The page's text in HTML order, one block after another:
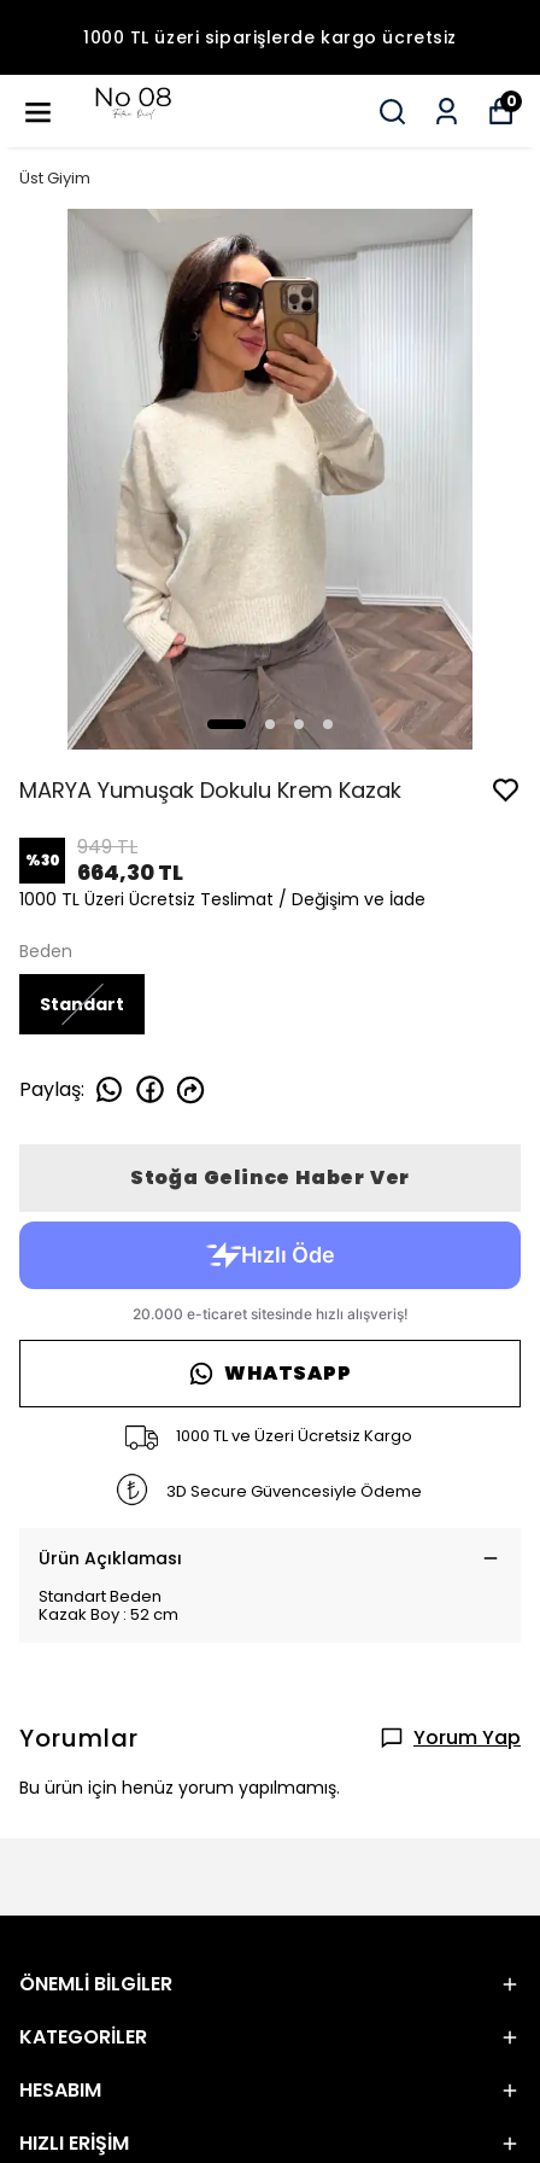
1000 TL üzeri siparişlerde kargo ücretsiz
0
Üst Giyim
MARYA Yumuşak Dokulu Krem Kazak
%30 949 TL
664,30 TL
1000 TL Üzeri Ücretsiz Teslimat / Değişim ve İade
Beden
Standart
Paylaş:
Stoğa Gelince Haber Ver
WHATSAPP
1000 TL ve Üzeri Ücretsiz Kargo
3D Secure Güvencesiyle Ödeme
Ürün Açıklaması
Standart Beden
Kazak Boy : 52 cm
Yorumlar Yorum Yap
Bu ürün için henüz yorum yapılmamış.
ÖNEMLİ BİLGİLER
KATEGORİLER
HESABIM
HIZLI ERİŞİM